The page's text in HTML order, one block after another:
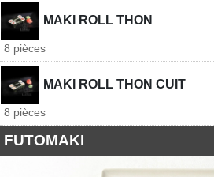
MAKI ROLL THON
8 pièces
MAKI ROLL THON CUIT
8 pièces
FUTOMAKI